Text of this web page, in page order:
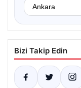
Bizi Takip Edin